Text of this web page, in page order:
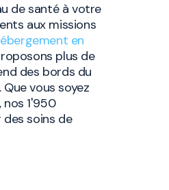
de santé à votre
aux missions
en
plus de
des bords du
vous soyez
1'950
soins de